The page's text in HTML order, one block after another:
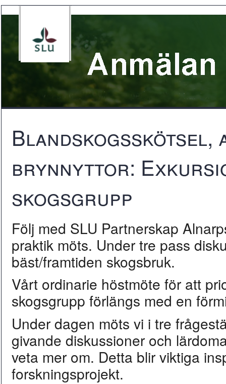
brynnyttor:
skogsgrupp
Följ med SLU Partnerskap
praktik möts. Under tre pass
bäst/framtiden skogsbruk.
Vårt ordinarie höstmöte för att
skogsgrupp förlängs med en
Under dagen möts vi i tre
givande diskussioner och
veta mer om. Detta blir viktiga
forskningsprojekt.